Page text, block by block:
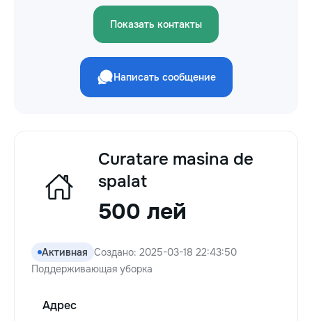
Показать контакты
Написать сообщение
Curatare masina de
spalat
500 лей
Активная Создано: 2025-03-18 22:43:50
Поддерживающая уборка
Адрес